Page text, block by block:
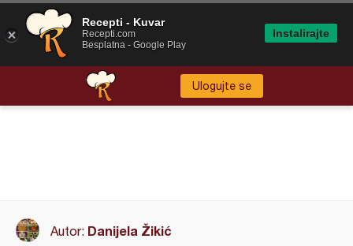
Ulogujte se
Autor: Danijela Žikić
Recepti - Kuvar
Recepti.com
Besplatna - Google Play
Instalirajte